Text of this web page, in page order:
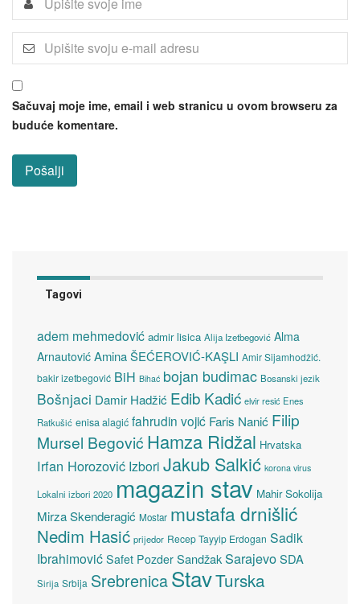
Sačuvaj moje ime, email i web stranicu u ovom browseru za
buduće komentare.
Tagovi
adem mehmedović admir lisica Alija Izetbegović Alma
Arnautović Amina ŠEĆEROVIĆ-KAŞLI Amir Sijamhodžić.
bakir izetbegović BiH Bihać bojan budimac Bosanski jezik
Bošnjaci Damir Hadžić Edib Kadić elvir resić Enes
Ratkušić enisa alagić fahrudin vojić Faris Nanić Filip
Mursel Begović Hamza Ridžal Hrvatska
Irfan Horozović Izbori Jakub Salkić korona virus
Lokalni izbori 2020 magazin stav Mahir Sokolija
Mirza Skenderagić Mostar mustafa drnišlić
Nedim Hasić prijedor Recep Tayyip Erdogan Sadik
Ibrahimović Safet Pozder SandžakSarajevoSDA
Sirija Srbija SrebrenicaStavTurska